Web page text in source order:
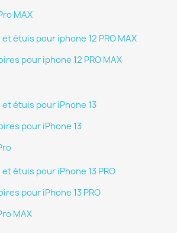
MAX
étuis pour iphone 12 PRO MAX
pour iphone 12 PRO MAX
étuis pour iPhone 13
pour iPhone 13
étuis pour iPhone 13 PRO
pour iPhone 13 PRO
MAX